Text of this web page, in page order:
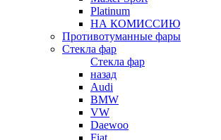
Platinum
НА КОМИССИЮ
Противотуманные фары
Стекла фар
Стекла фар
назад
Audi
BMW
VW
Daewoo
Fiat